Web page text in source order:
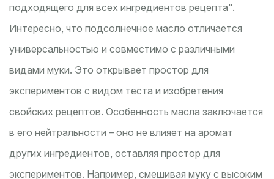
подходящего для всех ингредиентов рецепта".
Интересно, что подсолнечное масло отличается
универсальностью и совместимо с различными
видами муки. Это открывает простор для
экспериментов с видом теста и изобретения
свойских рецептов. Особенность масла заключается
в его нейтральности – оно не влияет на аромат
других ингредиентов, оставляя простор для
экспериментов. Например, смешивая муку с высоким